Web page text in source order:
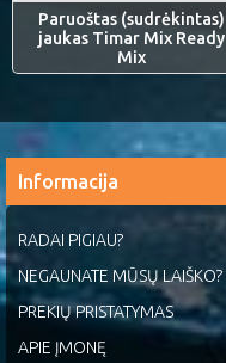
Paruoštas (sudrėkintas)
jaukas Timar Mix Ready
Mix
Informacija
RADAI PIGIAU?
NEGAUNATE MŪSŲ LAIŠKO?
PREKIŲ PRISTATYMAS
APIE ĮMONĘ